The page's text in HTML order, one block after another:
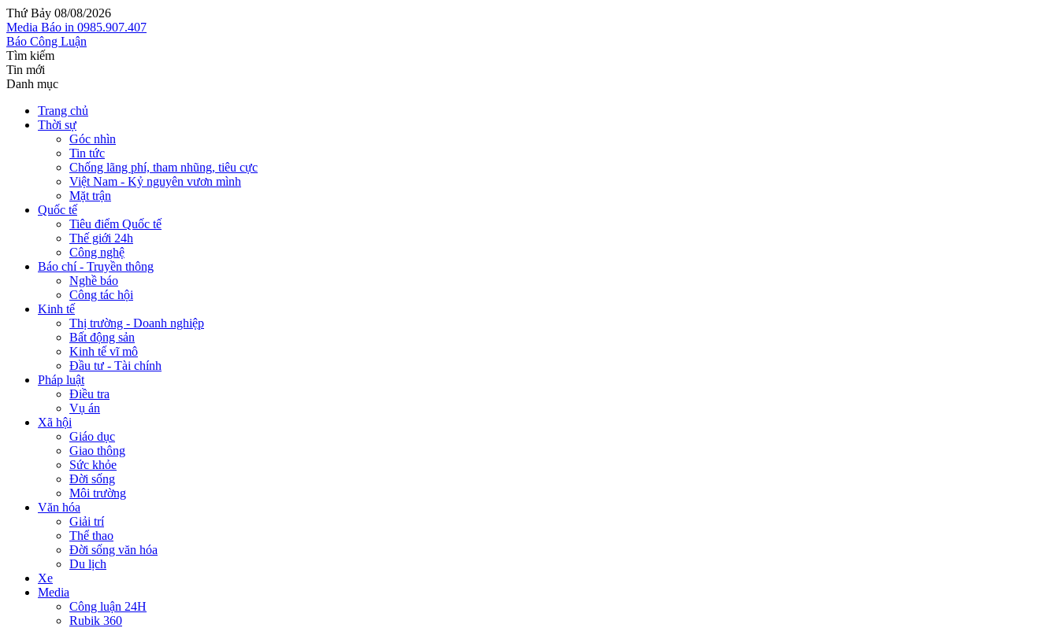
Thứ Bảy 08/08/2026
Media Báo in 0985.907.407
Báo Công Luận
Tìm kiếm
Tin mới
Danh mục
Trang chủ
Thời sự
Góc nhìn
Tin tức
Chống lãng phí, tham nhũng, tiêu cực
Việt Nam - Kỷ nguyên vươn mình
Mặt trận
Quốc tế
Tiêu điểm Quốc tế
Thế giới 24h
Công nghệ
Báo chí - Truyền thông
Nghề báo
Công tác hội
Kinh tế
Thị trường - Doanh nghiệp
Bất động sản
Kinh tế vĩ mô
Đầu tư - Tài chính
Pháp luật
Điều tra
Vụ án
Xã hội
Giáo dục
Giao thông
Sức khỏe
Đời sống
Môi trường
Văn hóa
Giải trí
Thể thao
Đời sống văn hóa
Du lịch
Xe
Media
Công luận 24H
Rubik 360